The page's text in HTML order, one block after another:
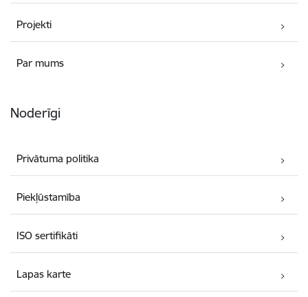
Projekti
Par mums
Noderīgi
Privātuma politika
Piekļūstamība
ISO sertifikāti
Lapas karte